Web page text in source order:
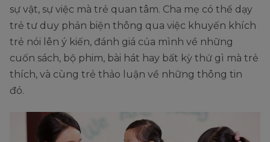
sự vật, sự việc mà trẻ quan tâm. Cha mẹ có thể dạy
trẻ tư duy phản biện thông qua việc khuyến khích
trẻ nói lên ý kiến, đánh giá của mình về những
cuốn sách, bộ phim, bài hát hay bất kỳ thứ gì mà trẻ
thích, và cùng trẻ thảo luận về những thông tin
đó.